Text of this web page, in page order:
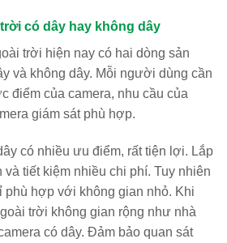
có dây hay không dây
trời hiện nay có hai dòng sản
và không dây. Mỗi người dùng cần
điểm của camera, nhu cầu của
giám sát phù hợp.
có nhiều ưu điểm, rất tiện lợi. Lắp
tiết kiệm nhiều chi phí. Tuy nhiên
phù hợp với không gian nhỏ. Khi
trời không gian rộng như nhà
có dây. Đảm bảo quan sát